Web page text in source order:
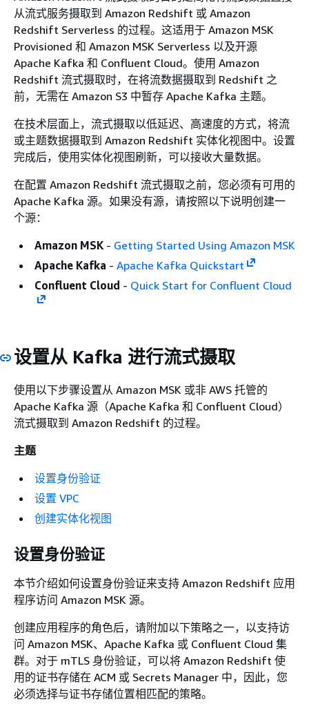
从流式服务摄取到 Amazon Redshift 或 Amazon
Redshift Serverless 的过程。这适用于 Amazon MSK
Provisioned 和 Amazon MSK Serverless 以及开源
Apache Kafka 和 Confluent Cloud。使用 Amazon
Redshift 流式摄取时，在将流数据摄取到 Redshift 之
前，无需在 Amazon S3 中暂存 Apache Kafka 主题。
在技术层面上，流式摄取以低延迟、高速度的方式，将流
或主题数据摄取到 Amazon Redshift 实体化视图中。设置
完成后，使用实体化视图刷新，可以接收大量数据。
在配置 Amazon Redshift 流式摄取之前，您必须有可用的
Apache Kafka 源。如果没有源，请按照以下说明创建一
个源：
Amazon MSK- Getting Started Using Amazon MSK
Apache Kafka - Apache Kafka Quickstart
Confluent Cloud - Quick Start for Confluent Cloud
设置从 Kafka 进行流式摄取
使用以下步骤设置从 Amazon MSK 或非 AWS 托管的
Apache Kafka 源（Apache Kafka 和 Confluent Cloud）
流式摄取到 Amazon Redshift 的过程。
主题
设置身份验证
设置 VPC
创建实体化视图
设置身份验证
本节介绍如何设置身份验证来支持 Amazon Redshift 应用
程序访问 Amazon MSK 源。
创建应用程序的角色后，请附加以下策略之一，以支持访
问 Amazon MSK、Apache Kafka 或 Confluent Cloud 集
群。对于 mTLS 身份验证，可以将 Amazon Redshift 使
用的证书存储在 ACM 或 Secrets Manager 中，因此，您
必须选择与证书存储位置相匹配的策略。